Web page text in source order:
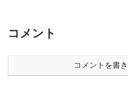
コメント
コメントを書